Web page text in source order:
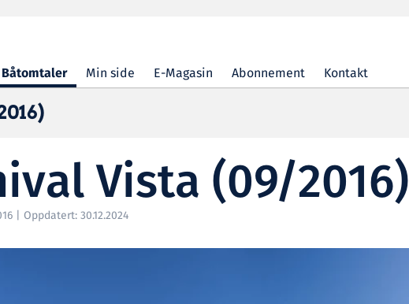
Båtomtaler Min side E-Magasin Abonnement Kontakt
Vista (09/2016)
| Oppdatert: 30.12.2024